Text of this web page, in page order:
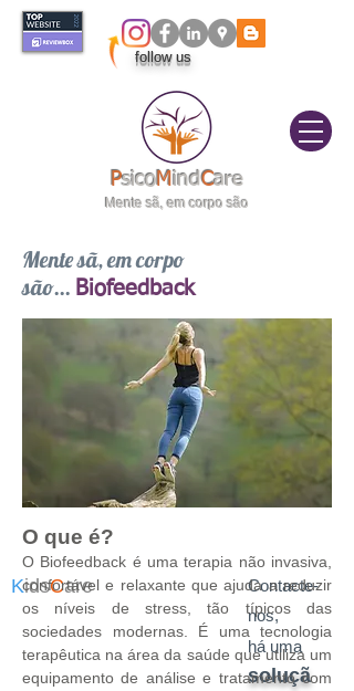
PsicoMindCare
Mente sã, em corpo são
follow us
KidsCare
Contacte-
nos,
há uma
soluçã
Mente sã, em corpo
são... Biofeedback
O que é?
O Biofeedback é uma terapia não invasiva,
confortável e relaxante que ajuda a reduzir
os níveis de stress, tão típicos das
sociedades modernas. É uma tecnologia
terapêutica na área da saúde que utiliza um
equipamento de análise e tratamento com